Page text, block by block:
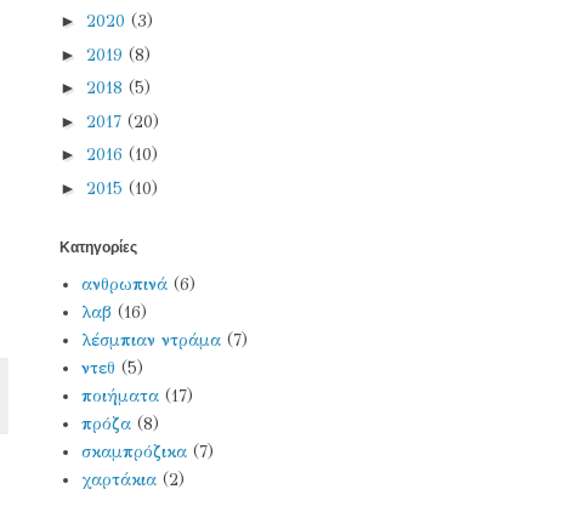
► 2020 (3)
► 2019 (8)
► 2018 (5)
► 2017 (20)
► 2016 (10)
► 2015 (10)
Κατηγορίες
ανθρωπινά (6)
λαβ (16)
λέσμπιαν ντράμα (7)
ντεθ (5)
ποιήματα (17)
πρόζα (8)
σκαμπρόζικα (7)
χαρτάκια (2)